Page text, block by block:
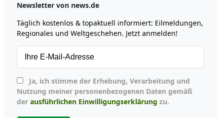
Newsletter von news.de
Täglich kostenlos & topaktuell informiert: Eilmeldungen,
Regionales und Weltgeschehen. Jetzt anmelden!
Nutzung meiner personenbezogenen Daten gemäß
der ausführlichen Einwilligungserklärung zu.